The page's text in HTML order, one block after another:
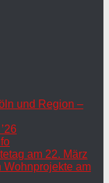
und Region –
am 22. März
Wohnprojekte am